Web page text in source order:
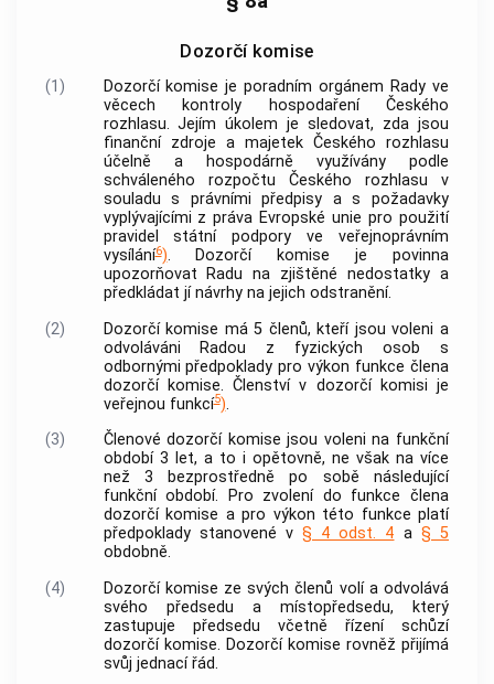
Dozorčí komise
(1)
Dozorčí komise je poradním orgánem Rady ve
věcech kontroly hospodaření Českého
rozhlasu. Jejím úkolem je sledovat, zda jsou
finanční zdroje a majetek Českého rozhlasu
účelně a hospodárně využívány podle
schváleného rozpočtu Českého rozhlasu v
souladu s právními předpisy a s požadavky
vyplývajícími z práva Evropské unie pro použití
pravidel státní podpory ve veřejnoprávním
vysílání6). Dozorčí komise je povinna
upozorňovat Radu na zjištěné nedostatky a
předkládat jí návrhy na jejich odstranění.
(2)
Dozorčí komise má 5 členů, kteří jsou voleni a
odvoláváni Radou z fyzických osob s
odbornými předpoklady pro výkon funkce člena
dozorčí komise. Členství v dozorčí komisi je
veřejnou funkcí5).
(3)
Členové dozorčí komise jsou voleni na funkční
období 3 let, a to i opětovně, ne však na více
než 3 bezprostředně po sobě následující
funkční období. Pro zvolení do funkce člena
dozorčí komise a pro výkon této funkce platí
předpoklady stanovené v § 4 odst. 4 a § 5
obdobně.
(4)
Dozorčí komise ze svých členů volí a odvolává
svého předsedu a místopředsedu, který
zastupuje předsedu včetně řízení schůzí
dozorčí komise. Dozorčí komise rovněž přijímá
svůj jednací řád.